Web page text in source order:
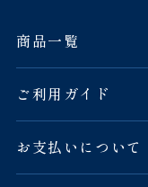
商品一覧
ご利用ガイド
お支払いについて